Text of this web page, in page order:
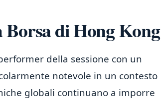
di Hong Kong
della sessione con un
notevole in un contesto
globali continuano a imporre